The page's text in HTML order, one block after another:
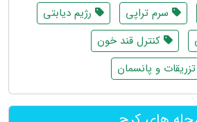
سرم تراپی
رژیم دیابتی
کنترل قند خون
تزریقات و پانسمان